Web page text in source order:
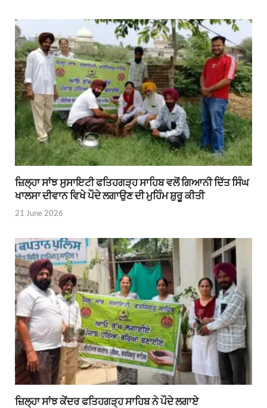
ਜ਼ਿਲ੍ਹਾ ਸਾਂਝ ਸੁਸਾਇਟੀ ਫਤਿਹਗੜ੍ਹ ਸਾਹਿਬ ਵਲੋਂ ਗਿਆਨੀ ਦਿੱਤ ਸਿੰਘ
ਖਾਲਸਾ ਦੀਵਾਨ ਵਿਖੇ ਪੌਦੇ ਲਗਾਉਣ ਦੀ ਮੁਹਿੰਮ ਸ਼ੁਰੂ ਕੀਤੀ
21 June 2026
ਜ਼ਿਲ੍ਹਾ ਸਾਂਝ ਕੇਂਦਰ ਫਤਿਹਗੜ੍ਹ ਸਾਹਿਬ ਨੇ ਪੌਦੇ ਲਗਾਏ